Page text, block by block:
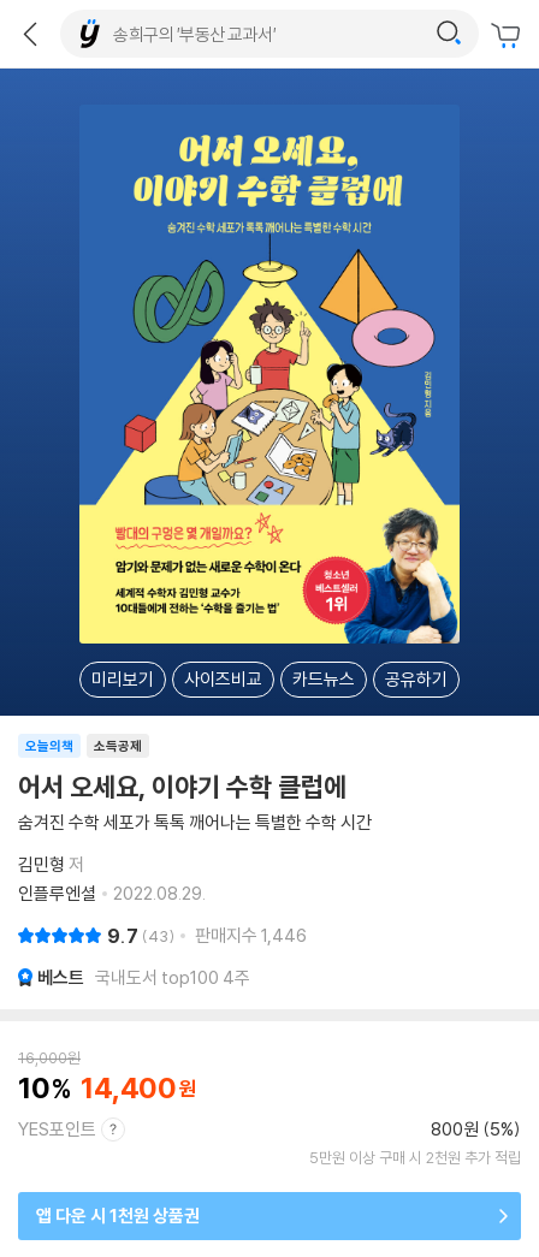
미리보기 사이즈비교 카드뉴스 공유하기
소득공제
오늘의책
어서 오세요, 이야기 수학 클럽에
숨겨진 수학 세포가 톡톡 깨어나는 특별한 수학 시간
김민형 저
인플루엔셜
2022.08.29.
9.7 43 판매지수 1,446
베스트 국내도서 top100 4주
16,000원
10 14,400
YES포인트 800원 (5%)
5만원 이상 구매 시 2천원 추가 적립
앱 다운 시 1천원 상품권